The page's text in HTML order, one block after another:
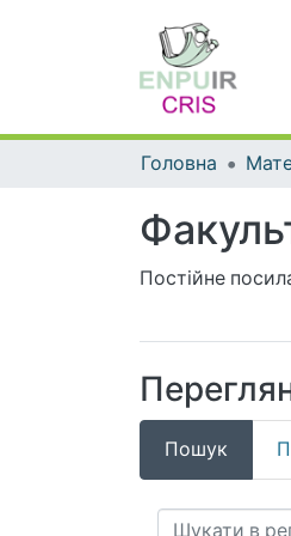
Головна
Постійне
Пошук